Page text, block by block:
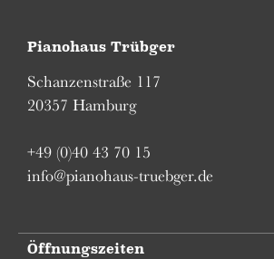
Pianohaus Trübger
Schanzenstraße 117
20357 Hamburg
+49 (0)40 43 70 15
info@pianohaus-truebger.de
Öffnungszeiten